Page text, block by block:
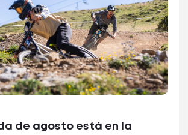
de agosto está en la